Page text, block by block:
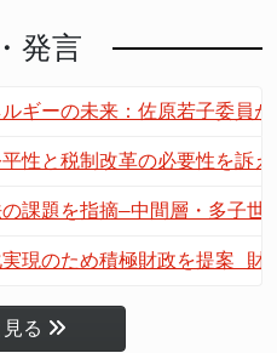
発言
ギーの未来：佐原若子委員
性と税制改革の必要性を訴
課題を指摘—中間層・多子世
現のため積極財政を提案 財
る